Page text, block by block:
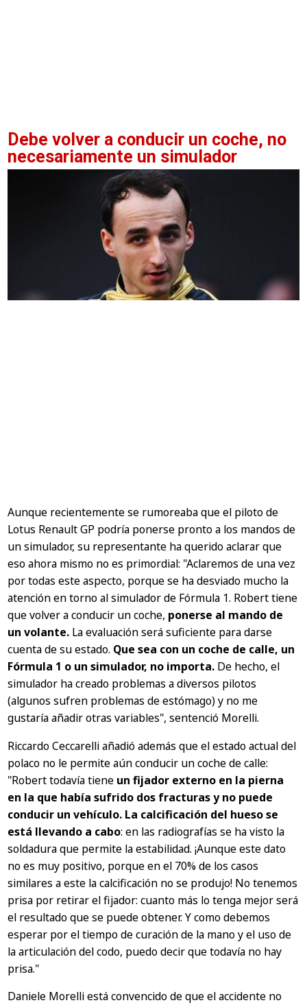
Debe volver a conducir un coche, no
necesariamente un simulador
Aunque recientemente se rumoreaba que el piloto de
Lotus Renault GP podría ponerse pronto a los mandos de
un simulador, su representante ha querido aclarar que
eso ahora mismo no es primordial: "Aclaremos de una vez
por todas este aspecto, porque se ha desviado mucho la
atención en torno al simulador de Fórmula 1. Robert tiene
que volver a conducir un coche, ponerse al mando de
un volante. La evaluación será suficiente para darse
cuenta de su estado. Que sea con un coche de calle, un
Fórmula 1 o un simulador, no importa. De hecho, el
simulador ha creado problemas a diversos pilotos
(algunos sufren problemas de estómago) y no me
gustaría añadir otras variables", sentenció Morelli.
Riccardo Ceccarelli añadió además que el estado actual del
polaco no le permite aún conducir un coche de calle:
"Robert todavía tiene un fijador externo en la pierna
en la que había sufrido dos fracturas y no puede
conducir un vehículo. La calcificación del hueso se
está llevando a cabo: en las radiografías se ha visto la
soldadura que permite la estabilidad. ¡Aunque este dato
no es muy positivo, porque en el 70% de los casos
similares a este la calcificación no se produjo! No tenemos
prisa por retirar el fijador: cuanto más lo tenga mejor será
el resultado que se puede obtener. Y como debemos
esperar por el tiempo de curación de la mano y el uso de
la articulación del codo, puedo decir que todavía no hay
prisa."
Daniele Morelli está convencido de que el accidente no